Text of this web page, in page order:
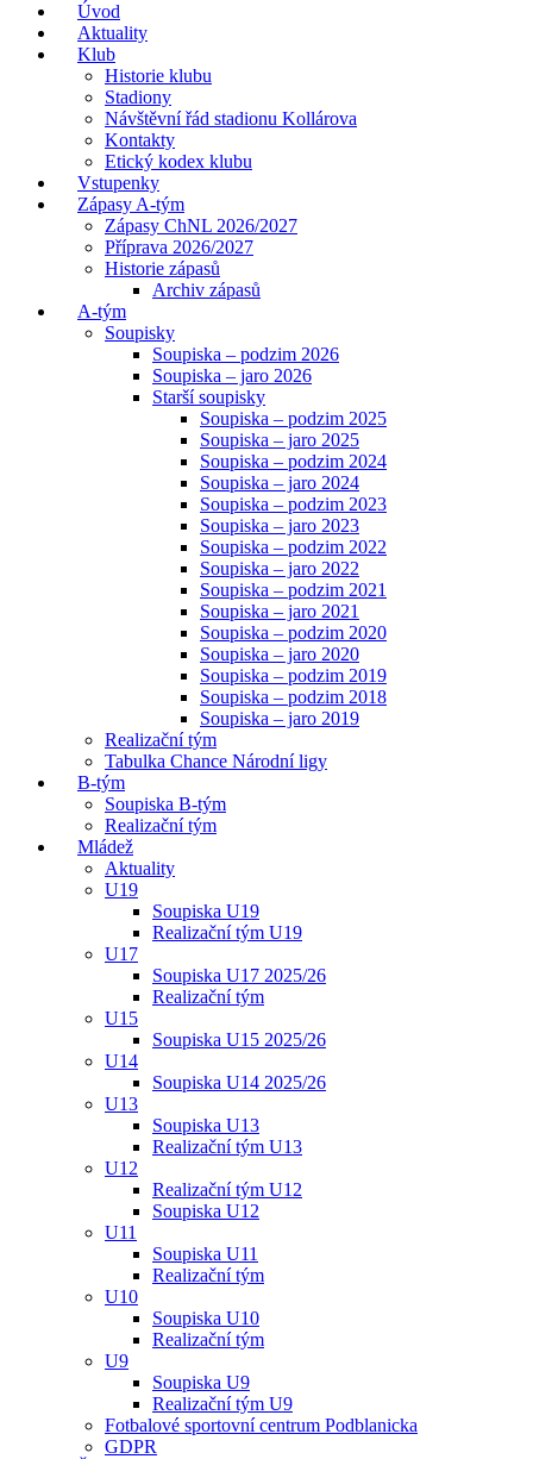
Úvod
Aktuality
Klub
Historie klubu
Stadiony
Návštěvní řád stadionu Kollárova
Kontakty
Etický kodex klubu
Vstupenky
Zápasy A-tým
Zápasy ChNL 2026/2027
Příprava 2026/2027
Historie zápasů
Archiv zápasů
A-tým
Soupisky
Soupiska – podzim 2026
Soupiska – jaro 2026
Starší soupisky
Soupiska – podzim 2025
Soupiska – jaro 2025
Soupiska – podzim 2024
Soupiska – jaro 2024
Soupiska – podzim 2023
Soupiska – jaro 2023
Soupiska – podzim 2022
Soupiska – jaro 2022
Soupiska – podzim 2021
Soupiska – jaro 2021
Soupiska – podzim 2020
Soupiska – jaro 2020
Soupiska – podzim 2019
Soupiska – podzim 2018
Soupiska – jaro 2019
Realizační tým
Tabulka Chance Národní ligy
B-tým
Soupiska B-tým
Realizační tým
Mládež
Aktuality
U19
Soupiska U19
Realizační tým U19
U17
Soupiska U17 2025/26
Realizační tým
U15
Soupiska U15 2025/26
U14
Soupiska U14 2025/26
U13
Soupiska U13
Realizační tým U13
U12
Realizační tým U12
Soupiska U12
U11
Soupiska U11
Realizační tým
U10
Soupiska U10
Realizační tým
U9
Soupiska U9
Realizační tým U9
Fotbalové sportovní centrum Podblanicka
GDPR